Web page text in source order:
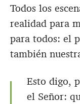
Todos los
realidad para
para todos: el
también
Esto digo,
el Señor: